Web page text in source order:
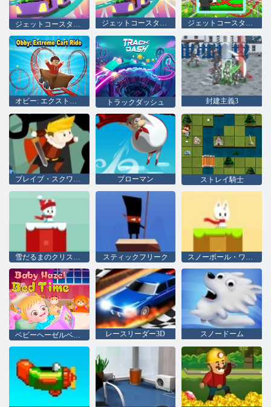
ジェットコースター3D ジェットコースターを作ろう: シミュレーター
オビー: エクストリーム カート ライド トラックダッシュ 封建主義3
ブレイブ・スクワッド ブローマン ストレイ騎士
雪だるまのクリスマスの世界 スティックフリーク スノーボール・ワールド
レースリーダー3D スノードーム